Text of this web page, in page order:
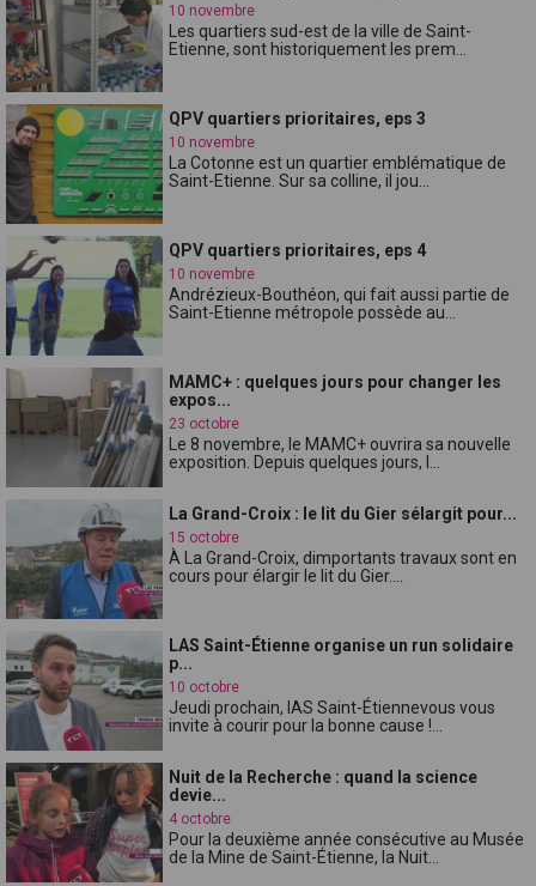
10 novembre
Les quartiers sud-est de la ville de Saint-
Etienne, sont historiquement les prem...
QPV quartiers prioritaires, eps 3
10 novembre
La Cotonne est un quartier emblématique de
Saint-Etienne. Sur sa colline, il jou...
QPV quartiers prioritaires, eps 4
10 novembre
Andrézieux-Bouthéon, qui fait aussi partie de
Saint-Etienne métropole possède au...
MAMC+ : quelques jours pour changer les
expos...
23 octobre
Le 8 novembre, le MAMC+ ouvrira sa nouvelle
exposition. Depuis quelques jours, l...
La Grand-Croix : le lit du Gier sélargit pour...
15 octobre
À La Grand-Croix, dimportants travaux sont en
cours pour élargir le lit du Gier....
LAS Saint-Étienne organise un run solidaire
p...
10 octobre
Jeudi prochain, lAS Saint-Étiennevous vous
invite à courir pour la bonne cause !...
Nuit de la Recherche : quand la science
devie...
4 octobre
Pour la deuxième année consécutive au Musée
de la Mine de Saint-Étienne, la Nuit...